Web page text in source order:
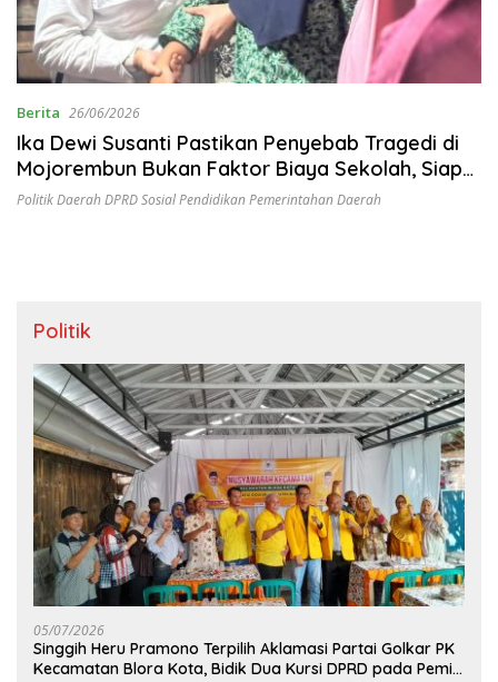
Berita 26/06/2026
Ika Dewi Susanti Pastikan Penyebab Tragedi di
Mojorembun Bukan Faktor Biaya Sekolah, Siap
Kawal Pendidikan Anak Korban
Politik Daerah DPRD Sosial Pendidikan Pemerintahan Daerah
Politik
05/07/2026
Singgih Heru Pramono Terpilih Aklamasi Partai Golkar PK
Kecamatan Blora Kota, Bidik Dua Kursi DPRD pada Pemilu